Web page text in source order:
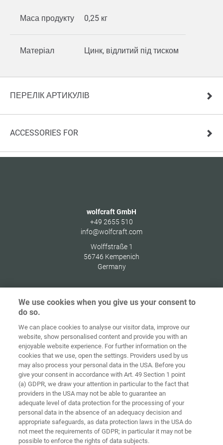
Маса продукту 0,25 кг
Матеріал Цинк, відлитий під тиском
ПЕРЕЛІК АРТИКУЛІВ
ACCESSORIES FOR
wolfcraft GmbH
+49 2655 510
info@wolfcraft.com
Wolffstraße 1
56746 Kempenich
Germany
сторінка Контакт Вихідні дані Захист даних
Загальні
комерційні
умови
Правила по
файлах
«cookie» Вхід
Accessibility
Statement
Налаштування файлів "cookie"
We use cookies when you give us your consent to
do so.
We can place cookies to analyse our visitor data, improve our
website, show personalised content and provide you with an
enjoyable website experience. For further information on the
cookies that we use, open the settings. Providers used by us
may also process your personal data in the USA. Before you
give your consent in accordance with Art. 49 Section 1 point
(a) GDPR, we draw your attention in particular to the fact that
providers in the USA may not be able to guarantee an
adequate level of data protection for the processing of your
personal data in the absence of an adequacy decision and
appropriate safeguards, as data protection laws in the USA do
not meet the requirements of GDPR; in particular it may not be
possible to enforce the rights of data subjects.